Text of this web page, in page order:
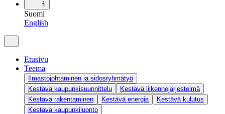
fi
Suomi
English
Etusivu
Teema
Ilmastojohtaminen ja sidosryhmätyö
Kestävä kaupunkisuunnittelu
Kestävä liikennejärjestelmä
Kestävä rakentaminen
Kestävä energia
Kestävä kulutus
Kestävä kaupunkiluonto